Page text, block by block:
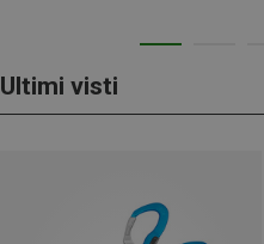
Ultimi visti